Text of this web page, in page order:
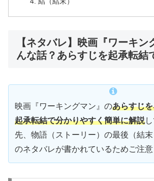
【ネタバレ】映画『ワーキン
んな話？あらすじを起承転結
映画『ワーキングマン』のあらすじ
起承転結で分かりやすく簡単に解説
先、物語（ストーリー）の最後（結
のネタバレが書かれているためご注意